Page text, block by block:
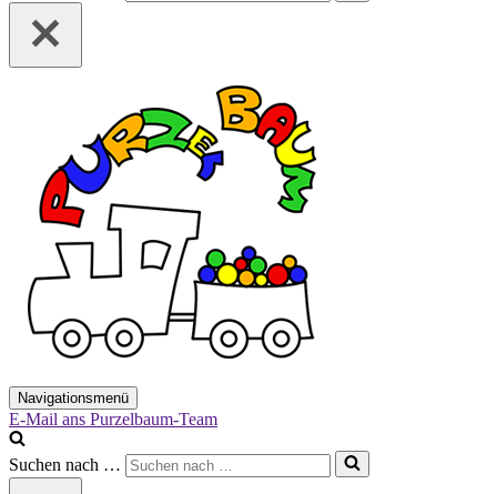
Navigationsmenü
E-Mail ans Purzelbaum-Team
Suchen nach …